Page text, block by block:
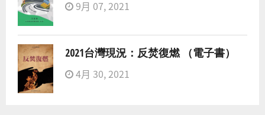
9月 07, 2021
2021台灣現況：反焚復燃 （電子書）
4月 30, 2021